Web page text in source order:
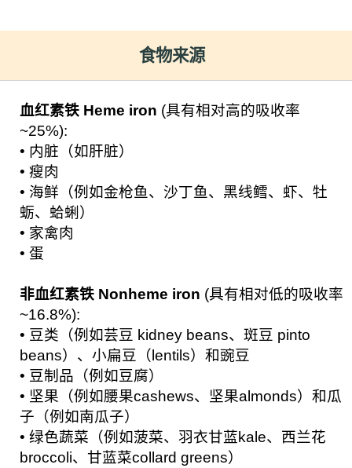
食物来源
血红素铁 Heme iron (具有相对高的吸收率
~25%):
• 内脏（如肝脏）
• 瘦肉
• 海鲜（例如金枪鱼、沙丁鱼、黑线鳕、虾、牡
蛎、蛤蜊）
• 家禽肉
• 蛋
非血红素铁 Nonheme iron (具有相对低的吸收率
~16.8%):
• 豆类（例如芸豆 kidney beans、斑豆 pinto
beans）、小扁豆（lentils）和豌豆
• 豆制品（例如豆腐）
• 坚果（例如腰果cashews、坚果almonds）和瓜
子（例如南瓜子）
• 绿色蔬菜（例如菠菜、羽衣甘蓝kale、西兰花
broccoli、甘蓝菜collard greens）